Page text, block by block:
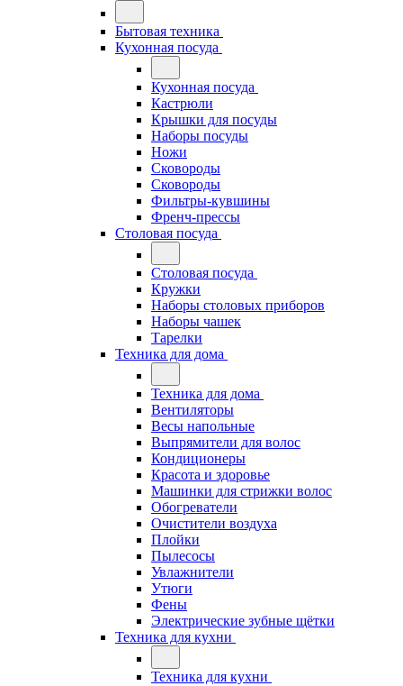
Бытовая техника
Кухонная посуда
Кухонная посуда
Кастрюли
Крышки для посуды
Наборы посуды
Ножи
Сковороды
Сковороды
Фильтры-кувшины
Френч-прессы
Столовая посуда
Столовая посуда
Кружки
Наборы столовых приборов
Наборы чашек
Тарелки
Техника для дома
Техника для дома
Вентиляторы
Весы напольные
Выпрямители для волос
Кондиционеры
Красота и здоровье
Машинки для стрижки волос
Обогреватели
Очистители воздуха
Плойки
Пылесосы
Увлажнители
Утюги
Фены
Электрические зубные щётки
Техника для кухни
Техника для кухни